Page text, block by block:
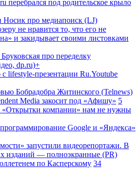
перебрался под родительское крыло
Носик про медиапоиск (LJ)
не нравится то, что его не
и закидывает своими листовками
про переделку
dp.ru)+
lifestyle-презентации Ru.Youtube
Бобрадобра Житинского (Telnews)
Media закосит под «Афишу» 5
«Открытки компании» нам не нужны
Google и «Яндекса»
запустили видеорепортажи. В
изданий — полноэкранные (PR)
по Касперскому 34